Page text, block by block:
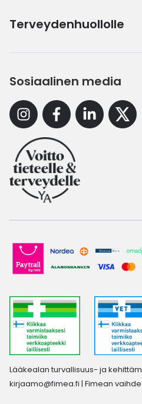
Terveydenhuollolle
Sosiaalinen media
InstagramFacebookLinkedinX
Lääkealan turvallisuus- ja
kirjaamo@fimea.fi | Fimean